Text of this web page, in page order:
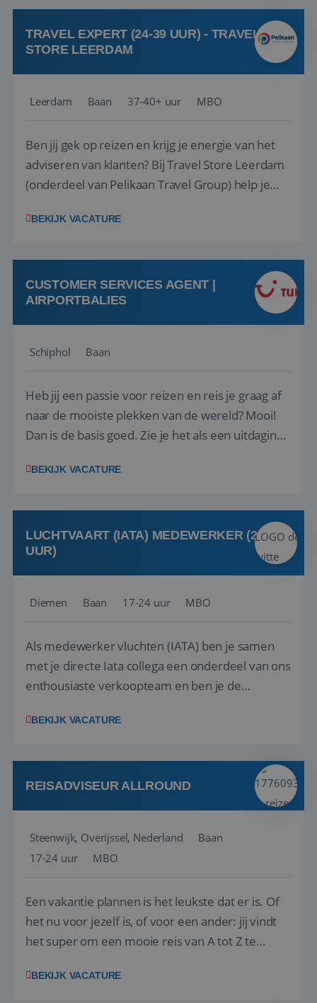
team het reisbureau verder...
TRAVEL EXPERT (24-39 UUR) - TRAVEL
STORE LEERDAM
Leerdam Baan 37-40+ uur MBO
Ben jij gek op reizen en krijg je energie van het
adviseren van klanten? Bij Travel Store Leerdam
(onderdeel van Pelikaan Travel Group) help je
vinden. Samen maken we van elke reis een
hebt in de reisbranche of j...
BEKIJK VACATURE
CUSTOMER SERVICES AGENT |
AIRPORTBALIES
Schiphol Baan
Heb jij een passie voor reizen en reis je graag af
naar de mooiste plekken van de wereld? Mooi!
Dan is de basis goed. Zie je het als een uitdaging
het samenstellen en boeken van de perfecte
deze onderdelen zijn nu samen gevoegd...
BEKIJK VACATURE
LUCHTVAART (IATA) MEDEWERKER (24-32
UUR)
Diemen Baan 17-24 uur MBO
Als medewerker vluchten (IATA) ben je samen
met je directe Iata collega een onderdeel van ons
enthousiaste verkoopteam en ben je de
en tarieven waar je collega’s niet uitkomen.
kwaliteitsbewaking van alles wat met IATA te m...
BEKIJK VACATURE
REISADVISEUR ALLROUND
Steenwijk, Overijssel, Nederland
Baan
17-24 uur
MBO
Een vakantie plannen is het leukste dat er is. Of
het nu voor jezelf is, of voor een ander: jij vindt
het super om een mooie reis van A tot Z te
vakantiegangers de meest prachtige plekjes op
BEKIJK VACATURE